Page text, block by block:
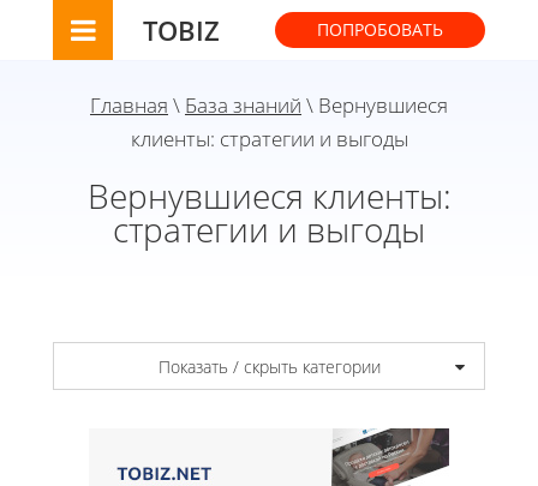
TOBIZ ПОПРОБОВАТЬ
Главная \ База знаний \ Вернувшиеся
клиенты: стратегии и выгоды
Вернувшиеся клиенты:
стратегии и выгоды
Показать / скрыть категории